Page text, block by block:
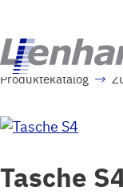
Produktekatalog
Tasche